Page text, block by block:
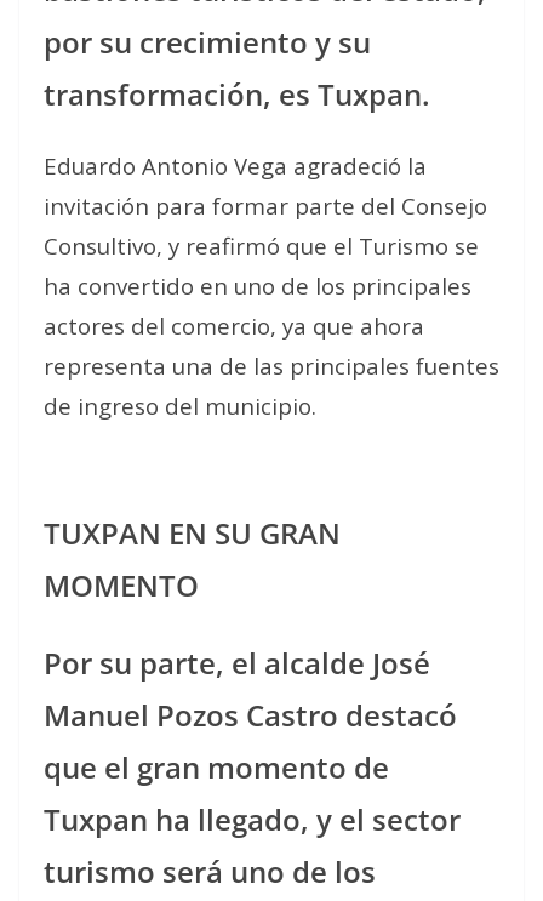
por su crecimiento y su
transformación, es Tuxpan.
Eduardo Antonio Vega agradeció la
invitación para formar parte del Consejo
Consultivo, y reafirmó que el Turismo se
ha convertido en uno de los principales
actores del comercio, ya que ahora
representa una de las principales fuentes
de ingreso del municipio.
TUXPAN EN SU GRAN
MOMENTO
Por su parte, el alcalde José
Manuel Pozos Castro destacó
que el gran momento de
Tuxpan ha llegado, y el sector
turismo será uno de los